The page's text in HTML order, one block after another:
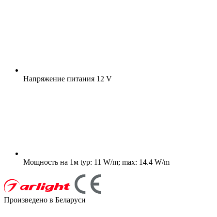
Напряжение питания 12 V
Мощность на 1м typ: 11 W/m; max: 14.4 W/m
Произведено в Беларуси